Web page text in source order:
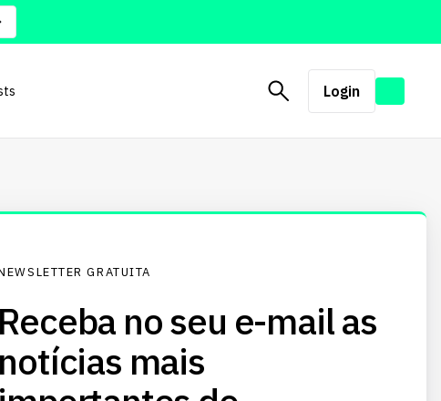
Login
GRATUITA
Receba no seu e-mail as
notícias mais